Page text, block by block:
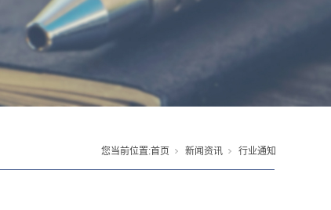
您当前位置:首页 新闻资讯 行业通知